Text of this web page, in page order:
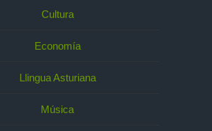
Cultura
Economía
Llingua Asturiana
Música